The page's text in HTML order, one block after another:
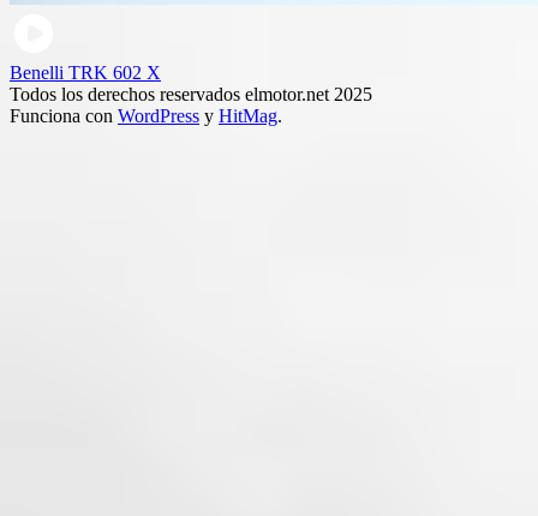
Benelli TRK 602 X
Todos los derechos reservados elmotor.net 2025
Funciona con WordPress y HitMag.